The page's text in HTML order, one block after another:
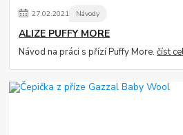
27.02.2021 Návody
ALIZE PUFFY MORE
Návod na práci s přízí Puffy More.číst